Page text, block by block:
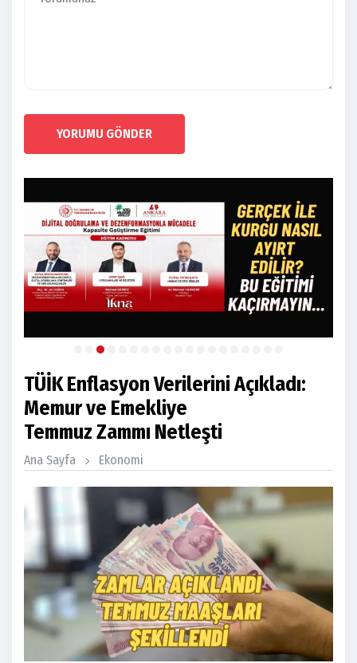
YORUMU GÖNDER
TÜİK Enflasyon Verilerini Açıkladı:
Memur ve Emekliye
Temmuz Zammı Netleşti
Ana Sayfa Ekonomi